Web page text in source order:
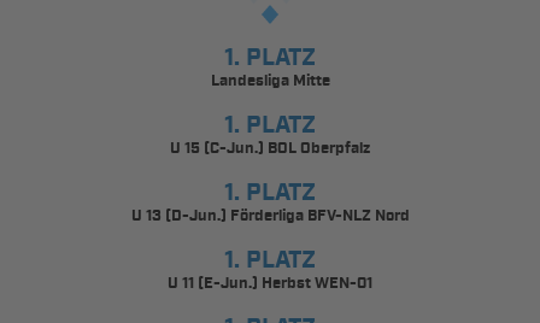
1. PLATZ
Landesliga Mitte
1. PLATZ
U 15 (C-Jun.) BOL Oberpfalz
1. PLATZ
U 13 (D-Jun.) Förderliga BFV-NLZ Nord
1. PLATZ
U 11 (E-Jun.) Herbst WEN-01